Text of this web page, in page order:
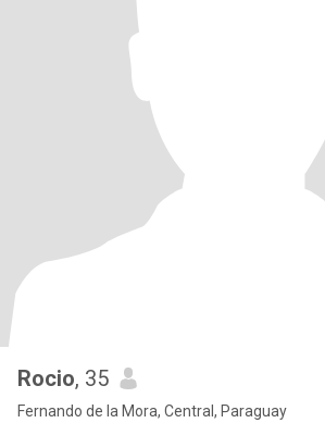
Rocio, 35
Fernando de la Mora, Central, Paraguay